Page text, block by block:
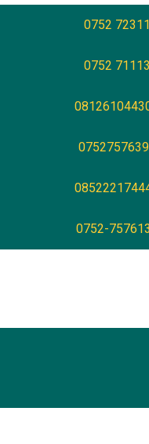
0752 72311
0752 71113
0752-